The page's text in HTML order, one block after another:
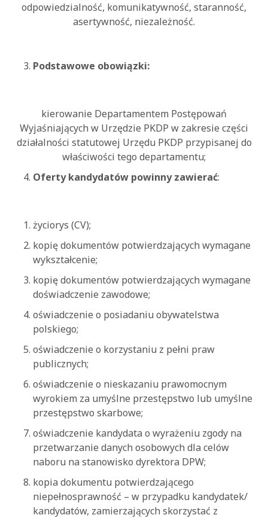
odpowiedzialność, komunikatywność, staranność,
asertywność, niezależność.
Podstawowe obowiązki:
kierowanie Departamentem Postępowań
Wyjaśniających w Urzędzie PKDP w zakresie części
działalności statutowej Urzędu PKDP przypisanej do
właściwości tego departamentu;
Oferty kandydatów powinny zawierać:
życiorys (CV);
kopię dokumentów potwierdzających wymagane
wykształcenie;
kopię dokumentów potwierdzających wymagane
doświadczenie zawodowe;
oświadczenie o posiadaniu obywatelstwa
polskiego;
oświadczenie o korzystaniu z pełni praw
publicznych;
oświadczenie o nieskazaniu prawomocnym
wyrokiem za umyślne przestępstwo lub umyślne
przestępstwo skarbowe;
oświadczenie kandydata o wyrażeniu zgody na
przetwarzanie danych osobowych dla celów
naboru na stanowisko dyrektora DPW;
kopia dokumentu potwierdzającego
niepełnosprawność – w przypadku kandydatek/
kandydatów, zamierzających skorzystać z